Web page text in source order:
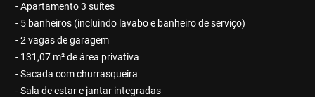
- Apartamento 3 suítes
- 5 banheiros (incluindo lavabo e banheiro de serviço)
- 2 vagas de garagem
- 131,07 m² de área privativa
- Sacada com churrasqueira
- Sala de estar e jantar integradas